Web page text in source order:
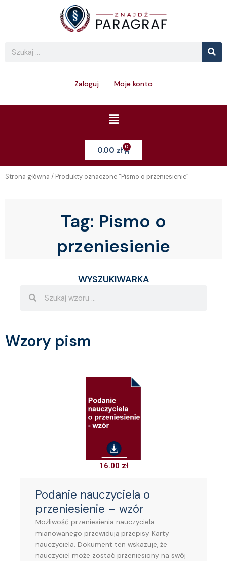
Search
Zaloguj Moje konto
Menu
0.00 zł 0Cart
Strona główna / Produkty oznaczone “Pismo o przeniesienie”
Tag: Pismo o
przeniesienie
WYSZUKIWARKA
Wzory pism
16.00 zł
Podanie nauczyciela o
przeniesienie – wzór
Możliwość przeniesienia nauczyciela
mianowanego przewidują przepisy Karty
nauczyciela. Dokument ten wskazuje, że
nauczyciel może zostać przeniesiony na swój